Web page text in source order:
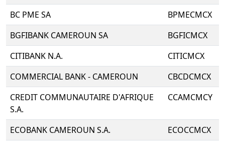
BC PME SA
BPMECMCX
BGFIBANK CAMEROUN SA
BGFICMCX
CITIBANK N.A.
CITICMCX
COMMERCIAL BANK - CAMEROUN
CBCDCMCX
CREDIT COMMUNAUTAIRE D'AFRIQUE
S.A.
CCAMCMCY
ECOBANK CAMEROUN S.A.
ECOCCMCX